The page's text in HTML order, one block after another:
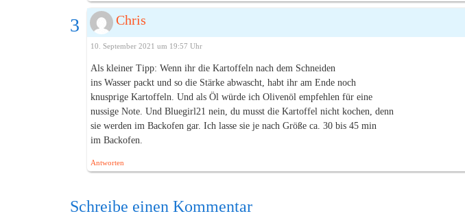
Chris
10. September 2021 um 19:57 Uhr
Als kleiner Tipp: Wenn ihr die Kartoffeln nach dem Schneiden
ins Wasser packt und so die Stärke abwascht, habt ihr am Ende noch
knusprige Kartoffeln. Und als Öl würde ich Olivenöl empfehlen für eine
nussige Note. Und Bluegirl21 nein, du musst die Kartoffel nicht kochen, denn
sie werden im Backofen gar. Ich lasse sie je nach Größe ca. 30 bis 45 min
im Backofen.
Antworten
Schreibe einen Kommentar